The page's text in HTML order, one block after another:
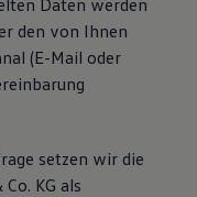
Daten werden
den von Ihnen
(E-Mail oder
setzen wir die
KG als